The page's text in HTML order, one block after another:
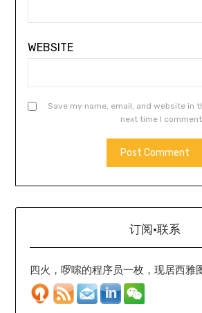
WEBSITE
Save my name, email, and website in
next time I
订阅·联系
四火，啰嗦的程序员一枚，现居西雅